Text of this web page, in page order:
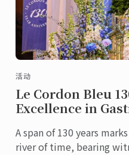
活动
Le Cordon Bleu
Excellence in
A span of 130 years
river of time, bearing